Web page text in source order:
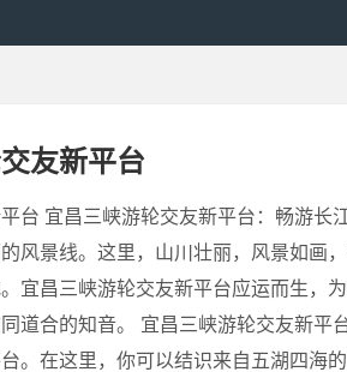
友新平台
台 宜昌三峡游轮交友新平台：畅游
风景线。这里，山川壮丽，风景如画
宜昌三峡游轮交友新平台应运而生，
道合的知音。 宜昌三峡游轮交友新
。在这里，你可以结识来自五湖四海